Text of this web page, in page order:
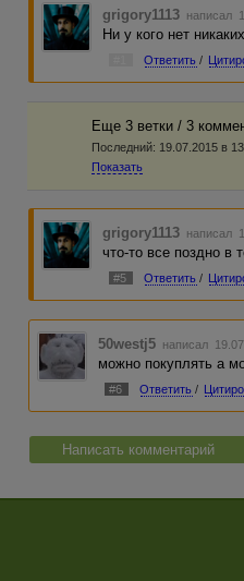
grigory1113 написал
Ни у кого нет
Ответить /
Еще 3 ветки / 3
Последний: 19.07.2015 в
Показать
grigory1113 написал
что-то все поздно в
#5 Ответить /
50westj5 написал
можно покуплять а
#6 Ответить /
Написать комментарий